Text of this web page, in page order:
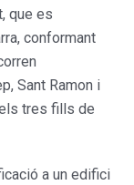
que es
conformant
Sant Ramon i
tres fills de
a un edifici